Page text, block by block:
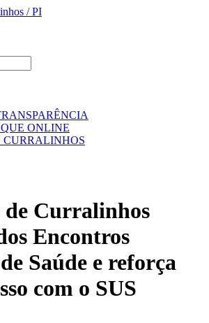
/ PI
ONLINE
CURRALINHOS
Curralinhos
Encontros
Saúde e reforça
com o SUS